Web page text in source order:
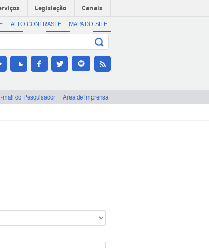
Legislação Canais
ALTO CONTRASTE MAPA DO SITE
mail do Pesquisador Área de imprensa